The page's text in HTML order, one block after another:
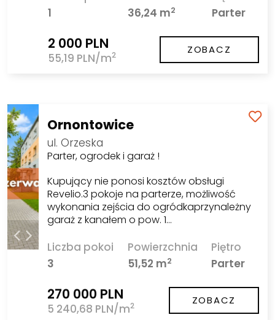
1
36,24 m2
Parter
2 000 PLN
55,19 PLN/m2 ZOBACZ
Ornontowice
ul. Orzeska
Parter, ogrodek i garaż !
Kupujący nie ponosi kosztów obsługi
Revelio.3 pokoje na parterze, możliwość
wykonania zejścia do ogródkaprzynależny
garaż z kanałem o pow. 1…
Liczba pokoi
3
Powierzchnia
51,52 m2
Piętro
Parter
270 000 PLN
5 240,68 PLN/m2 ZOBACZ